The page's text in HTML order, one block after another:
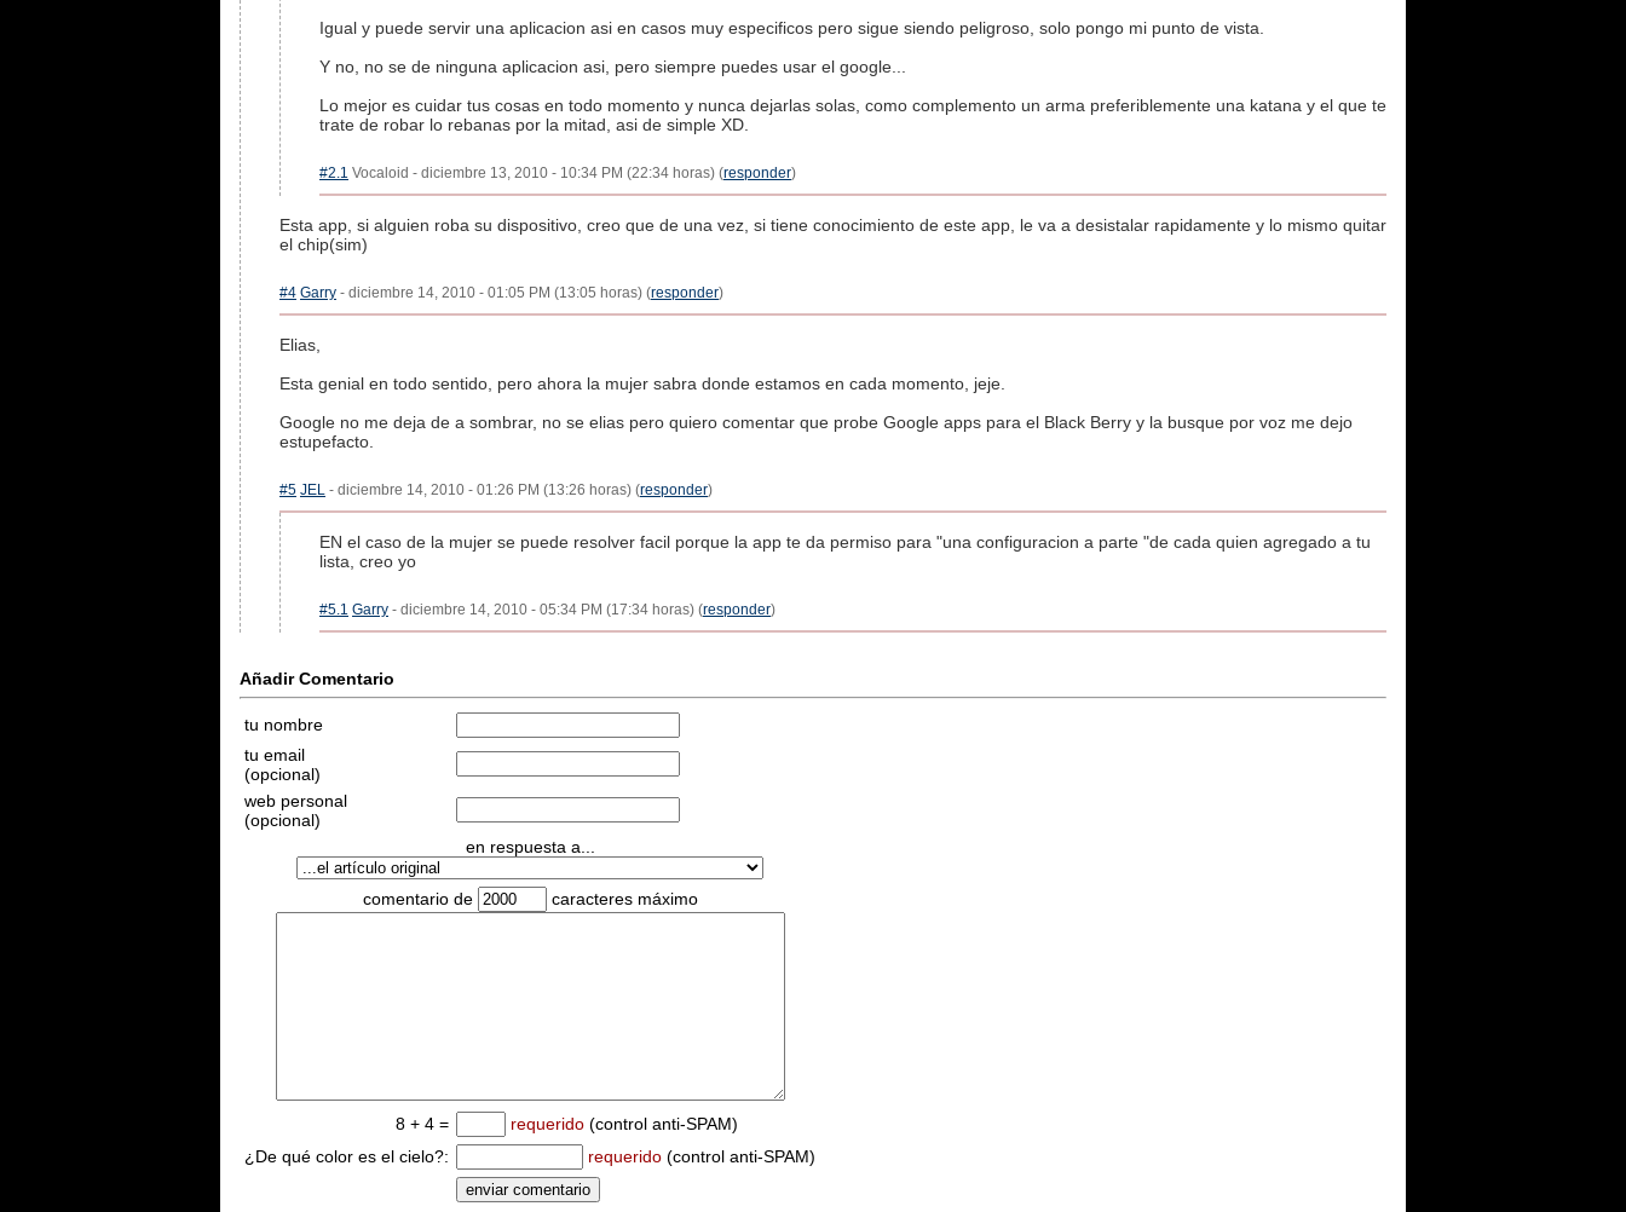
Igual y puede servir una aplicacion asi en casos muy especificos pero sigue siendo peligroso, solo pongo mi punto de vista.
Y no, no se de ninguna aplicacion asi, pero siempre puedes usar el google...
Lo mejor es cuidar tus cosas en todo momento y nunca dejarlas solas, como complemento un arma preferiblemente una katana y el que te
trate de robar lo rebanas por la mitad, asi de simple XD.
#2.1 Vocaloid - diciembre 13, 2010 - 10:34 PM (22:34 horas) (responder)
Esta app, si alguien roba su dispositivo, creo que de una vez, si tiene conocimiento de este app, le va a desistalar rapidamente y lo mismo quitar
el chip(sim)
#4 Garry - diciembre 14, 2010 - 01:05 PM (13:05 horas) (responder)
Elias,
Esta genial en todo sentido, pero ahora la mujer sabra donde estamos en cada momento, jeje.
Google no me deja de a sombrar, no se elias pero quiero comentar que probe Google apps para el Black Berry y la busque por voz me dejo
estupefacto.
#5 JEL - diciembre 14, 2010 - 01:26 PM (13:26 horas) (responder)
EN el caso de la mujer se puede resolver facil porque la app te da permiso para "una configuracion a parte "de cada quien agregado a tu
lista, creo yo
#5.1 Garry - diciembre 14, 2010 - 05:34 PM (17:34 horas) (responder)
Añadir Comentario
tu nombre
tu email
(opcional)
web personal
(opcional)
en respuesta a...
comentario de caracteres máximo
8 + 4 = requerido (control anti-SPAM)
¿De qué color es el cielo?:
requerido (control anti-SPAM)